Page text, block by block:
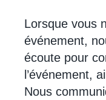
Lorsque vous
événement,
écoute pour
l’événement,
Nous